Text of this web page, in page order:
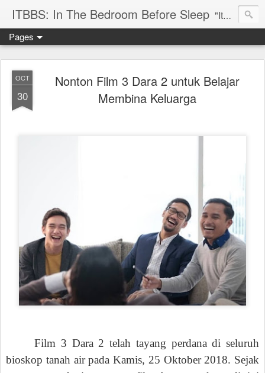
ITBBS: In The Bedroom Before Sleep "Its my life to be exist in the world"
Pages
OCT
30
Nonton Film 3 Dara 2 untuk Belajar
Membina Keluarga
Film 3 Dara 2 telah tayang perdana di seluruh
bioskop tanah air pada Kamis, 25 Oktober 2018. Sejak